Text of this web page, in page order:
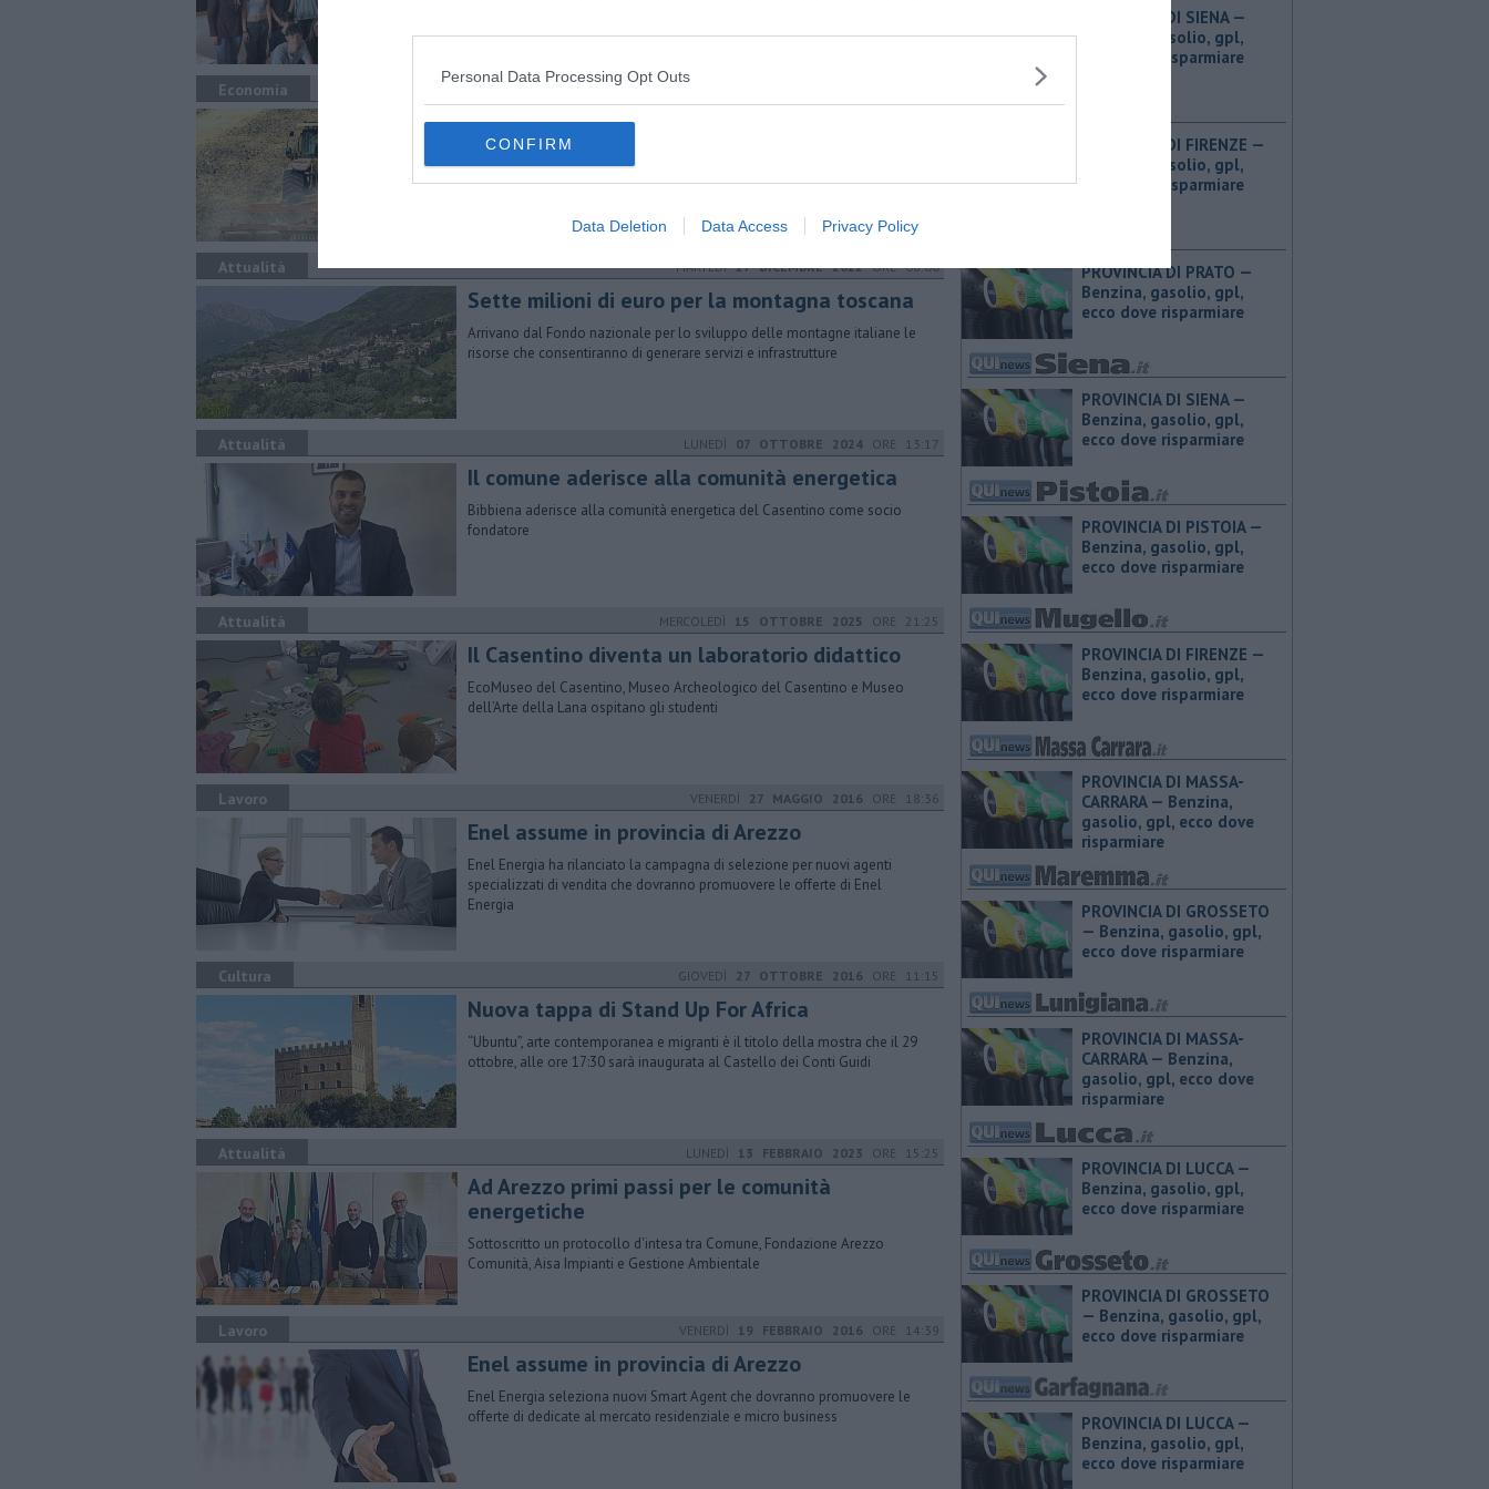
Personal Data Processing Opt Outs
CONFIRM
Data Deletion Data Access Privacy Policy
Economia
Agricoltura, boom di giovani
Nell'analizzare le 982 domande emerge come questa spinta verso
Attualità MARTEDÌ27 DICEMBRE 2022ORE 08:00
Sette milioni di euro per la montagna toscana
Arrivano dal Fondo nazionale per lo sviluppo delle montagne italiane le
risorse che consentiranno di generare servizi e infrastrutture
Attualità LUNEDÌ 07 OTTOBRE 2024 ORE 13:17
Il comune aderisce alla comunità energetica
Bibbiena aderisce alla comunità energetica del Casentino come socio
fondatore
Attualità MERCOLEDÌ 15 OTTOBRE 2025 ORE 21:25
​Il Casentino diventa un laboratorio didattico
EcoMuseo del Casentino, Museo Archeologico del Casentino e Museo
dell’Arte della Lana ospitano gli studenti
Lavoro VENERDÌ 27 MAGGIO 2016 ORE 18:36
Enel assume in provincia di Arezzo
Enel Energia ha rilanciato la campagna di selezione per nuovi agenti
specializzati di vendita che dovranno promuovere le offerte di Enel
Energia
Cultura GIOVEDÌ 27 OTTOBRE 2016 ORE 11:15
Nuova tappa di Stand Up For Africa
“Ubuntu”, arte contemporanea e migranti è il titolo della mostra che il 29
ottobre, alle ore 17:30 sarà inaugurata al Castello dei Conti Guidi
Attualità LUNEDÌ 13 FEBBRAIO 2023 ORE 15:25
Ad Arezzo primi passi per le comunità
energetiche
Sottoscritto un protocollo d'intesa tra Comune, Fondazione Arezzo
Comunità, Aisa Impianti e Gestione Ambientale
Lavoro VENERDÌ 19 FEBBRAIO 2016 ORE 14:39
Enel assume in provincia di Arezzo
Enel Energia seleziona nuovi Smart Agent che dovranno promuovere le
offerte di dedicate al mercato residenziale e micro business
PROVINCIA DI SIENA — ​
Benzina, gasolio, gpl,
ecco dove risparmiare
PROVINCIA DI FIRENZE — ​
Benzina, gasolio, gpl,
ecco dove risparmiare
PROVINCIA DI PRATO — ​
Benzina, gasolio, gpl,
ecco dove risparmiare
PROVINCIA DI SIENA — ​
Benzina, gasolio, gpl,
ecco dove risparmiare
PROVINCIA DI PISTOIA — ​
Benzina, gasolio, gpl,
ecco dove risparmiare
PROVINCIA DI FIRENZE — ​
Benzina, gasolio, gpl,
ecco dove risparmiare
PROVINCIA DI MASSA-
CARRARA — ​Benzina,
gasolio, gpl, ecco dove
risparmiare
PROVINCIA DI GROSSETO
— ​Benzina, gasolio, gpl,
ecco dove risparmiare
PROVINCIA DI MASSA-
CARRARA — ​Benzina,
gasolio, gpl, ecco dove
risparmiare
PROVINCIA DI LUCCA — ​
Benzina, gasolio, gpl,
ecco dove risparmiare
PROVINCIA DI GROSSETO
— ​Benzina, gasolio, gpl,
ecco dove risparmiare
PROVINCIA DI LUCCA — ​
Benzina, gasolio, gpl,
ecco dove risparmiare